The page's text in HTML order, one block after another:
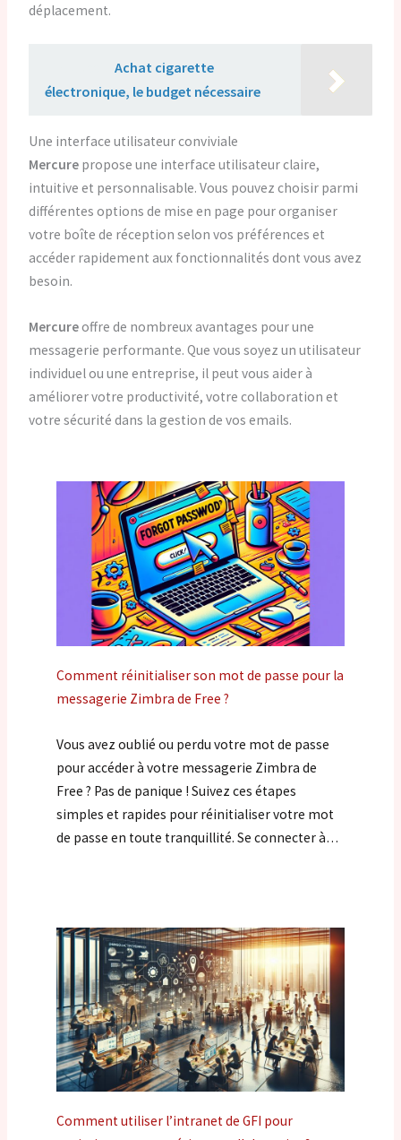
déplacement.
Achat cigarette
électronique, le budget nécessaire
Une interface utilisateur conviviale
Mercure propose une interface utilisateur claire,
intuitive et personnalisable. Vous pouvez choisir parmi
différentes options de mise en page pour organiser
votre boîte de réception selon vos préférences et
accéder rapidement aux fonctionnalités dont vous avez
besoin.
Mercureoffre de nombreux avantages pour une
messagerie performante. Que vous soyez un utilisateur
individuel ou une entreprise, il peut vous aider à
améliorer votre productivité, votre collaboration et
votre sécurité dans la gestion de vos emails.
Comment réinitialiser son mot de passe pour la
messagerie Zimbra de Free ?
Vous avez oublié ou perdu votre mot de passe
pour accéder à votre messagerie Zimbra de
Free ? Pas de panique ! Suivez ces étapes
simples et rapides pour réinitialiser votre mot
de passe en toute tranquillité. Se connecter à…
Comment utiliser l’intranet de GFI pour